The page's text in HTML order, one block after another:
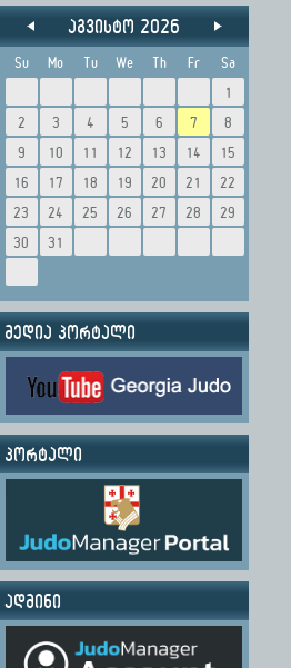
აგვისტო 2026
Su Mo Tu We Th Fr
Sa
1
2
3 4 5 6 7
8
9
10 11 12 13 14
15
16
17 18 19 20 21
22
23
24 25 26 27 28
29
30
31
მედია პორტალი
პორტალი
ადმინი